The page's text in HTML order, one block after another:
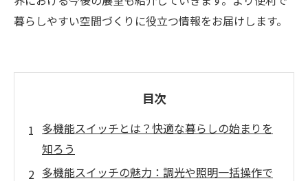
暮らしやすい空間づくりに役立つ情報をお届けします。
目次
多機能スイッチとは？快適な暮らしの始まりを
知ろう
多機能スイッチの魅力：調光や照明一括操作で